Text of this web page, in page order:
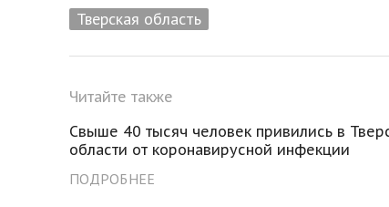
Тверская область
Читайте также
Свыше 40 тысяч человек привились в
области от коронавирусной инфекции
ПОДРОБНЕЕ